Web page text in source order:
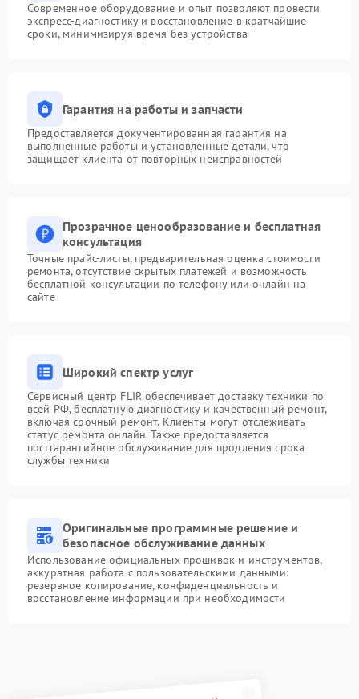
Современное оборудование и опыт позволяют провести
экспресс-диагностику и восстановление в кратчайшие
сроки, минимизируя время без устройства
Гарантия на работы и запчасти
Предоставляется документированная гарантия на
выполненные работы и установленные детали, что
защищает клиента от повторных неисправностей
Прозрачное ценообразование и бесплатная
консультация
Точные прайс-листы, предварительная оценка стоимости
ремонта, отсутствие скрытых платежей и возможность
бесплатной консультации по телефону или онлайн на
сайте
Широкий спектр услуг
Сервисный центр FLIR обеспечивает доставку техники по
всей РФ, бесплатную диагностику и качественный ремонт,
включая срочный ремонт. Клиенты могут отслеживать
статус ремонта онлайн. Также предоставляется
постгарантийное обслуживание для продления срока
службы техники
Оригинальные программные решение и
безопасное обслуживание данных
Использование официальных прошивок и инструментов,
аккуратная работа с пользовательскими данными:
резервное копирование, конфиденциальность и
восстановление информации при необходимости